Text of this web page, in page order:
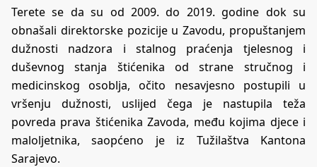
Terete se da su od 2009. do 2019. godine dok su
obnašali direktorske pozicije u Zavodu, propuštanjem
dužnosti nadzora i stalnog praćenja tjelesnog i
duševnog stanja štićenika od strane stručnog i
medicinskog osoblja, očito nesavjesno postupili u
vršenju dužnosti, uslijed čega je nastupila teža
povreda prava štićenika Zavoda, među kojima djece i
maloljetnika, saopćeno je iz Tužilaštva Kantona
Sarajevo.